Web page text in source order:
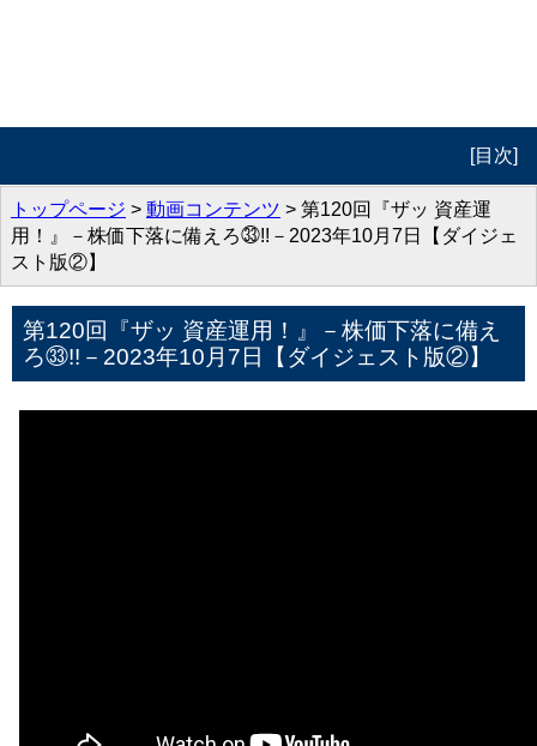
[目次]
トップページ
プロフィール
動画コンテンツ
著作紹介
トップページ > 動画コンテンツ > 第120回『ザッ 資産運
用！』－株価下落に備えろ㉝!!－2023年10月7日【ダイジェ
スト版②】
第120回『ザッ 資産運用！』－株価下落に備え
ろ㉝!!－2023年10月7日【ダイジェスト版②】